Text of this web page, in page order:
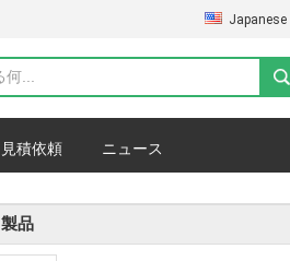
Japanese
見積依頼 ニュース
製品